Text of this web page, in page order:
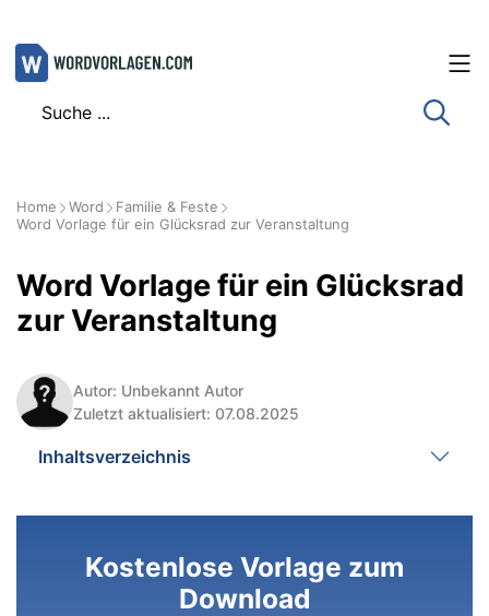
Zum
Inhalt
Home Word
Familie & Feste
Word Vorlage für ein Glücksrad zur Veranstaltung
Word Vorlage für ein Glücksrad
zur Veranstaltung
Autor: Unbekannt Autor
Zuletzt aktualisiert: 07.08.2025
Inhaltsverzeichnis
Kostenlose Vorlage zum
Download